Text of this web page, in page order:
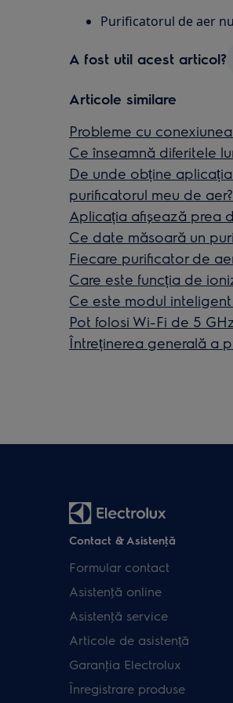
Purificatorul de aer
A fost util acest articol?
Articole similare
Probleme cu
Ce înseamnă diferitele
De unde obține
purificatorul meu de aer?
Aplicația afișează prea
Ce date măsoară un
Fiecare purificator de
Care este funcția de
Ce este modul
Pot folosi Wi-Fi de 5
Întreținerea generală a
Contact & Asistenţă
Formular contact
Asistenţă online
Asistenţă service
Articole de asistență
Garanţia Electrolux
Înregistrare produse